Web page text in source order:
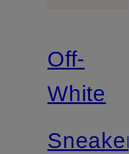
Off-
White
Sneaker